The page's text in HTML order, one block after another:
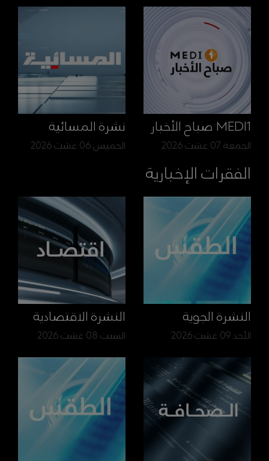
MEDI1 صباح الأخبار
الجمعة 07 غشت 2026
نشرة المسائية
الخميس 06 غشت 2026
الفقرات الإخبارية
النشرة الجوية
الأحد 09 غشت 2026
النشرة الاقتصادية
السبت 08 غشت 2026